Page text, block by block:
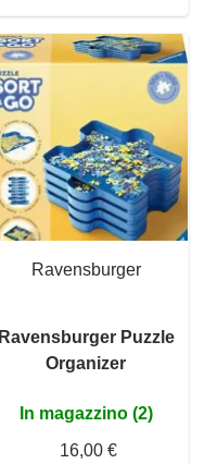
Ravensburger
Ravensburger Puzzle
Organizer
In magazzino (2)
16,00 €